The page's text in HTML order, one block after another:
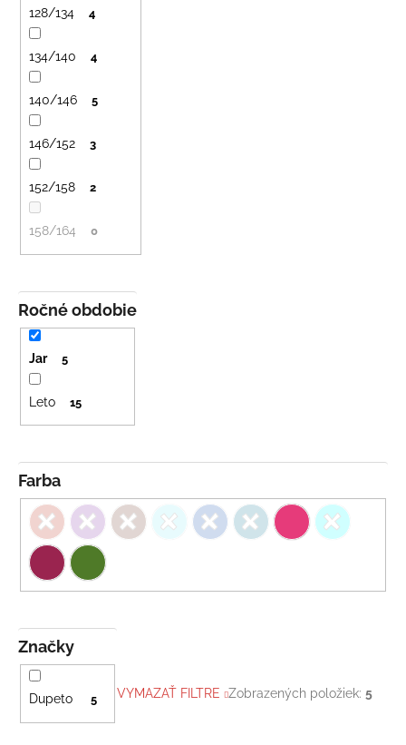
Značky
Dupeto 5
Farba
Ročné obdobie
Jar 5
Leto 15
128/134 4
134/140 4
140/146 5
146/152 3
152/158 2
158/164 0
VYMAZAŤ FILTRE Zobrazených položiek: 5
LETNÉ
NOHAVICE
ŽLTÉ
€29